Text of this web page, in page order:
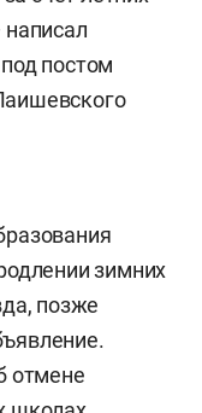
под постом
зимних
позже
отмене